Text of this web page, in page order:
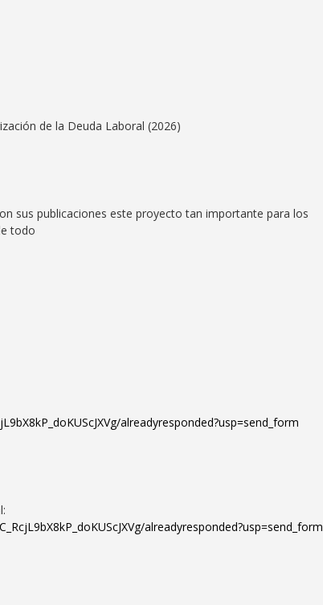
de la Deuda Laboral (2026)
sus publicaciones este proyecto tan importante para los
todo
alreadyresponded?usp=send_form
alreadyresponded?usp=send_form